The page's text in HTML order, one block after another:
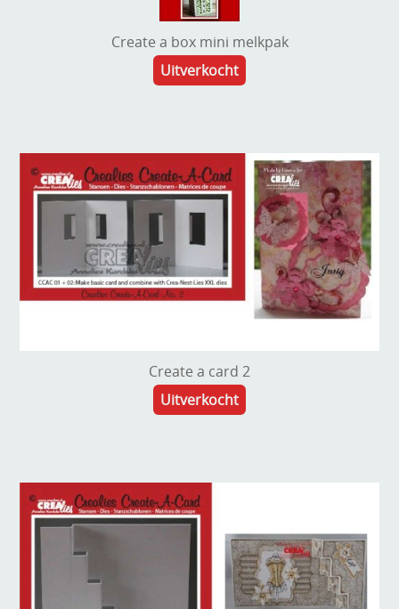
Create a box mini melkpak
Uitverkocht
Create a card 2
Uitverkocht